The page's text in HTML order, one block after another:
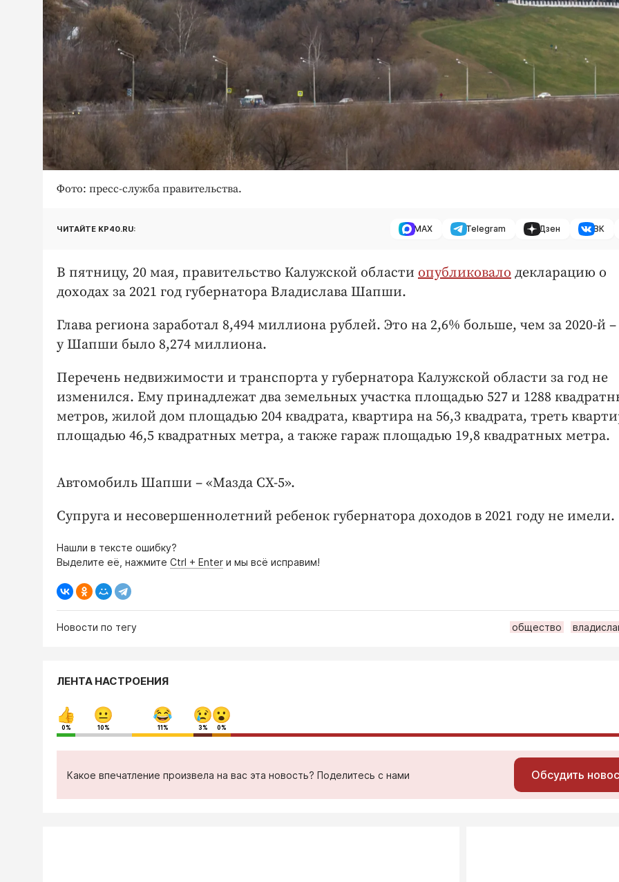
Фото: пресс-служба правительства.
ЧИТАЙТЕ KP40.RU: MAX Telegram Дзен ВК
В пятницу, 20 мая, правительство Калужской области опубликовало декларацию о
доходах за 2021 год губернатора Владислава Шапши.
Глава региона заработал 8,494 миллиона рублей. Это на 2,6% больше, чем за 2020-й –
у Шапши было 8,274 миллиона.
Перечень недвижимости и транспорта у губернатора Калужской области за год не
изменился. Ему принадлежат два земельных участка площадью 527 и 1288
метров, жилой дом площадью 204 квадрата, квартира на 56,3 квадрата, треть
площадью 46,5 квадратных метра, а также гараж площадью 19,8 квадратных метра.
Автомобиль Шапши – «Мазда СХ-5».
Супруга и несовершеннолетний ребенок губернатора доходов в 2021 году не имели.
Нашли в тексте ошибку?
Выделите её, нажмите Ctrl + Enter и мы всё исправим!
Новости по тегу общество
ЛЕНТА НАСТРОЕНИЯ
0% 10% 11% 3% 0%
Какое впечатление произвела на вас эта новость? Поделитесь с нами Обсудить